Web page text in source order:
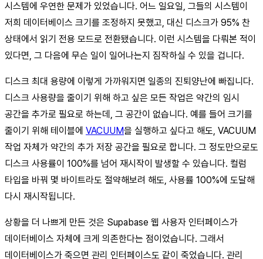
시스템에 우연한 문제가 있었습니다. 어느 일요일, 그들의 시스템이
저희 데이터베이스 크기를 조정하지 못했고, 대신 디스크가 95% 찬
상태에서 읽기 전용 모드로 전환됐습니다. 이런 시스템을 다뤄본 적이
있다면, 그 다음에 무슨 일이 일어나는지 짐작하실 수 있을 겁니다.
디스크 최대 용량에 이렇게 가까워지면 일종의 진퇴양난에 빠집니다.
디스크 사용량을 줄이기 위해 하고 싶은 모든 작업은 약간의 임시
공간을 추가로 필요로 하는데, 그 공간이 없습니다. 예를 들어 크기를
줄이기 위해 테이블에 VACUUM을 실행하고 싶다고 해도, VACUUM
작업 자체가 약간의 추가 저장 공간을 필요로 합니다. 그 정도만으로도
디스크 사용률이 100%를 넘어 재시작이 발생할 수 있습니다. 컬럼
타입을 바꿔 몇 바이트라도 절약해보려 해도, 사용률 100%에 도달해
다시 재시작됩니다.
상황을 더 나쁘게 만든 것은 Supabase 웹 사용자 인터페이스가
데이터베이스 자체에 크게 의존한다는 점이었습니다. 그래서
데이터베이스가 죽으면 관리 인터페이스도 같이 죽었습니다. 관리